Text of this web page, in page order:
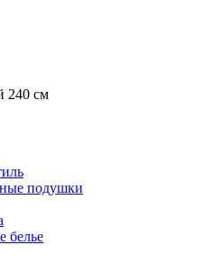
240 см
подушки
белье